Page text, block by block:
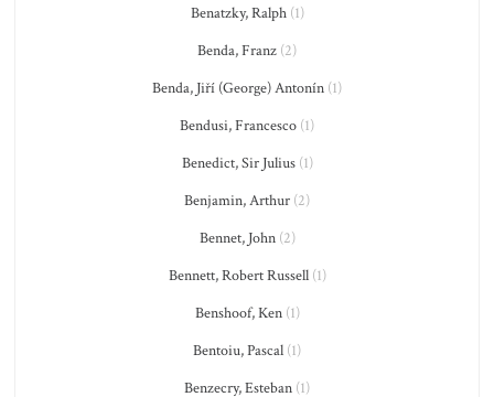
Benatzky, Ralph(1)
Benda, Franz (2)
Benda, Jiří (George) Antonín (1)
Bendusi, Francesco (1)
Benedict, Sir Julius(1)
Benjamin, Arthur (2)
Bennet, John(2)
Bennett, Robert Russell(1)
Benshoof, Ken(1)
Bentoiu, Pascal (1)
Benzecry, Esteban (1)